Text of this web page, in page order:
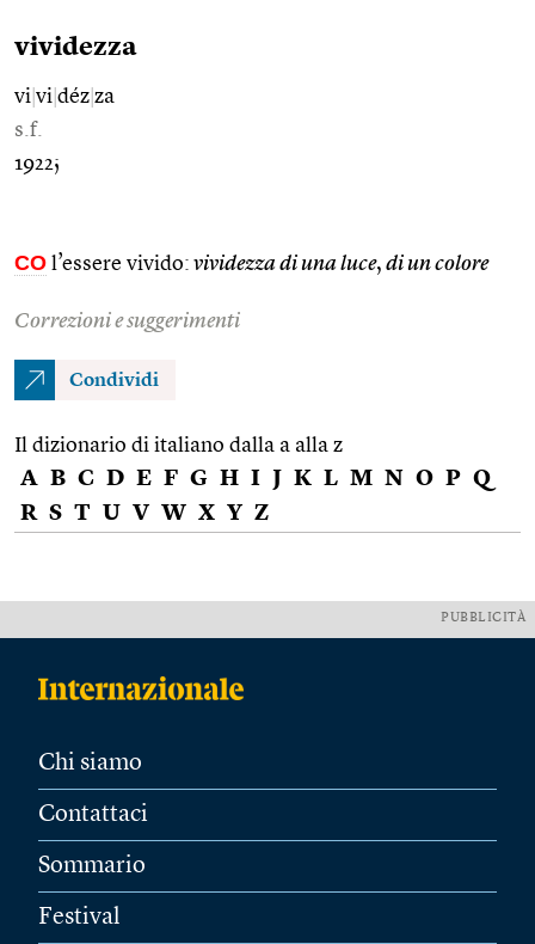
vividezza
vi vi déz za
s.f.
1922;
CO l’essere vivido: vividezza di una luce, di un colore
Correzioni e suggerimenti
Condividi
Il dizionario di italiano dalla a alla z
A B C D E F G H I J K L M N O P Q
R S T U V W X Y Z
PUBBLICITÀ
Chi siamo
Contattaci
Sommario
Festival